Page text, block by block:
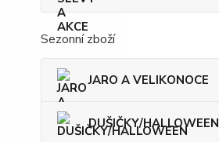
Sezonní zboží
JARO A VELIKONOCE
DUŠIČKY/HALLOWEEN